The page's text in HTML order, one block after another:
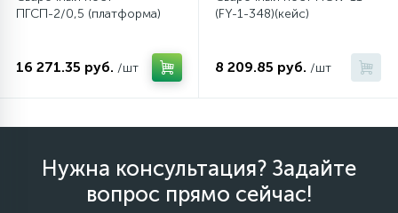
Электронные модули
ПГСП-2/0,5 (платформа)
16 271.35 руб. /шт
(FY-1-348)(кейс)
8 209.85 руб. /шт
Нужна консультация? Задайте
вопрос прямо сейчас!